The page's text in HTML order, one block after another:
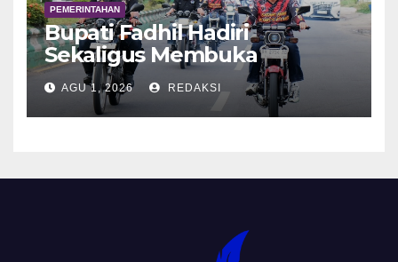
PEMERINTAHAN
Bupati Fadhil Hadiri
Sekaligus Membuka
Kegiatan Batanghari King
Club
AGU 1, 2026 REDAKSI